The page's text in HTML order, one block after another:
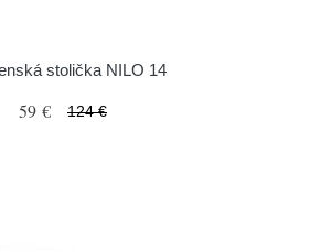
stolička NILO 14
59 € 124 €